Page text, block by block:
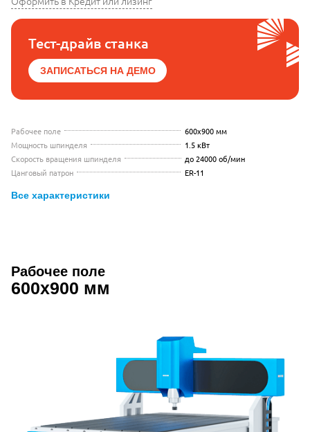
Рабочее поле
600x900 мм
Мощность шпинделя
1.5 кВт
Скорость вращения шпинделя
до 24000 об/мин
Цанговый патрон
ER-11
Все характеристики
Тест-драйв станка
ЗАПИСАТЬСЯ НА ДЕМО
Описание King Rabbit SF 6090
Рабочее поле
600x900 мм